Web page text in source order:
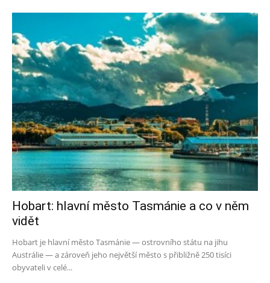
Hobart: hlavní město Tasmánie a co v něm
vidět
Hobart je hlavní město Tasmánie — ostrovního státu na jihu
Austrálie — a zároveň jeho největší město s přibližně 250 tisíci
obyvateli v celé...